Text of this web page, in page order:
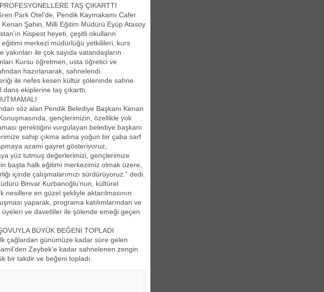
TAŞ ÇIKARTTI
Park Otel’de, Pendik Kaymakamı Cafer
Şahin, Milli Eğitim Müdürü Eyüp Atasoy
Kispest heyeti, çeşitli okulların
merkezi müdürlüğü yetkilileri, kurs
ile çok sayıda vatandaşların
Kursu öğretmen, usta öğretici ve
hazırlanarak, sahnelendi.
ile nefes kesen kültür şöleninde sahne
ekiplerine taş çıkarttı.
söz alan Pendik Belediye Başkanı Kenan
gençlerimizin, özellikle yok
gerektiğini vurgulayan belediye başkanı
sahip çıkma adına yoğun bir çaba sarf
azami gayret gösteriyoruz,
yüz tutmuş değerlerimizi, gençlerimize
başta halk eğitimi merkezimiz olmak üzere,
içinde çalışmalarımızı sürdürüyoruz.” dedi.
Binvar Kurbanoğlu’nun, kültürel
nesillere en güzel şekliyle aktarılmasının
yaparak, programa katılımlarından ve
üyeleri ve davetliler ile şölende emeği geçen
BÜYÜK BEĞENİ TOPLADI
çağlardan günümüze kadar süre gelen
Zeybek’e kadar sahnelenen zengin
bir takdir ve beğeni topladı.